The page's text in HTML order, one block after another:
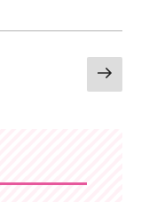
次
の